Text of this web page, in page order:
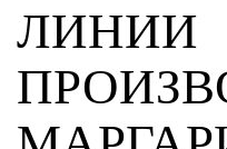
ЛИНИИ